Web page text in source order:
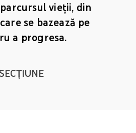
vieții, din
se bazează pe
a progresa.